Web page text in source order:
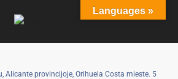
Alicante provincijoje, Orihuela Costa mieste. 5
Languages »